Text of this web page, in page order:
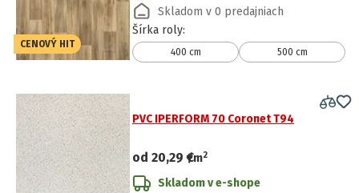
CENOVÝ HIT
Skladom v 0 predajniach
Šírka roly:
400 cm 500 cm
PVC IPERFORM 70 Coronet T94
od 20,29 €
/m2
Skladom v e-shope